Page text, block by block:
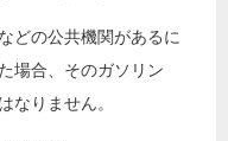
どの公共機関があるに
場合、そのガソリン
なりません。